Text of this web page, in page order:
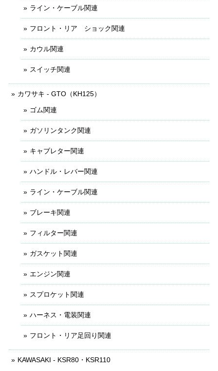
ライン・ケーブル関連
フロント・リア ショック関連
カウル関連
スイッチ関連
カワサキ - GTO（KH125）
ゴム関連
ガソリンタンク関連
キャブレター関連
ハンドル・レバー関連
ライン・ケーブル関連
ブレーキ関連
フィルター関連
ガスケット関連
エンジン関連
スプロケット関連
ハーネス・電装関連
フロント・リア足回り関連
KAWASAKI - KSR80・KSR110